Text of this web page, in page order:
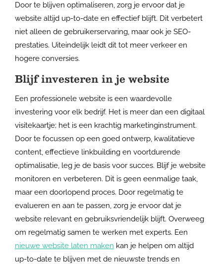
Door te blijven optimaliseren, zorg je ervoor dat je
website altijd up-to-date en effectief blijft. Dit verbetert
niet alleen de gebruikerservaring, maar ook je SEO-
prestaties. Uiteindelijk leidt dit tot meer verkeer en
hogere conversies.
Blijf investeren in je website
Een professionele website is een waardevolle
investering voor elk bedrijf. Het is meer dan een digitaal
visitekaartje; het is een krachtig marketinginstrument.
Door te focussen op een goed ontwerp, kwalitatieve
content, effectieve linkbuilding en voortdurende
optimalisatie, leg je de basis voor succes. Blijf je website
monitoren en verbeteren. Dit is geen eenmalige taak,
maar een doorlopend proces. Door regelmatig te
evalueren en aan te passen, zorg je ervoor dat je
website relevant en gebruiksvriendelijk blijft. Overweeg
om regelmatig samen te werken met experts. Een
nieuwe website laten maken kan je helpen om altijd
up-to-date te blijven met de nieuwste trends en